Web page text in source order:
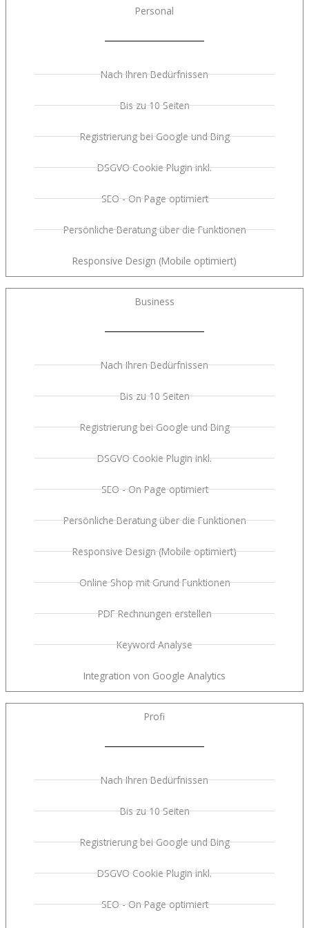
Personal
Nach Ihren Bedürfnissen
Bis zu 10 Seiten
Registrierung bei Google und Bing
DSGVO Cookie Plugin inkl.
SEO - On Page optimiert
Persönliche Beratung über die Funktionen
Responsive Design (Mobile optimiert)
Business
Nach Ihren Bedürfnissen
Bis zu 10 Seiten
Registrierung bei Google und Bing
DSGVO Cookie Plugin inkl.
SEO - On Page optimiert
Persönliche Beratung über die Funktionen
Responsive Design (Mobile optimiert)
Online Shop mit Grund Funktionen
PDF Rechnungen erstellen
Keyword Analyse
Integration von Google Analytics
Profi
Nach Ihren Bedürfnissen
Bis zu 10 Seiten
Registrierung bei Google und Bing
DSGVO Cookie Plugin inkl.
SEO - On Page optimiert